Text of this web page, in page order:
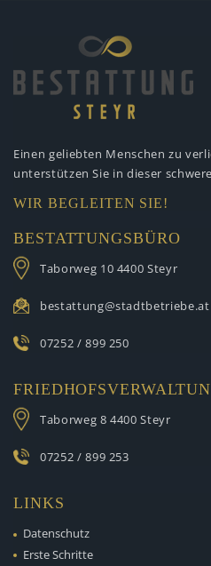
Einen geliebten Menschen zu
unterstützen Sie in dieser
WIR BEGLEITEN SIE!
BESTATTUNGSBÜRO
Taborweg 10 4400 Steyr
bestattung@stadtbetriebe.at
07252 / 899 250
Taborweg 8 4400 Steyr
07252 / 899 253
LINKS
Datenschutz
Erste Schritte